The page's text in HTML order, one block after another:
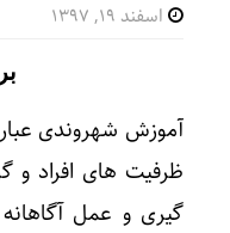
اسفند ۱۹, ۱۳۹۷
آموزش شهروندی
ظرفیت های افراد و
گیری و عمل